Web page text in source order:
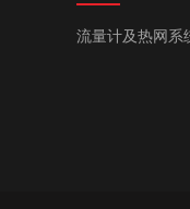
流量计及热网系